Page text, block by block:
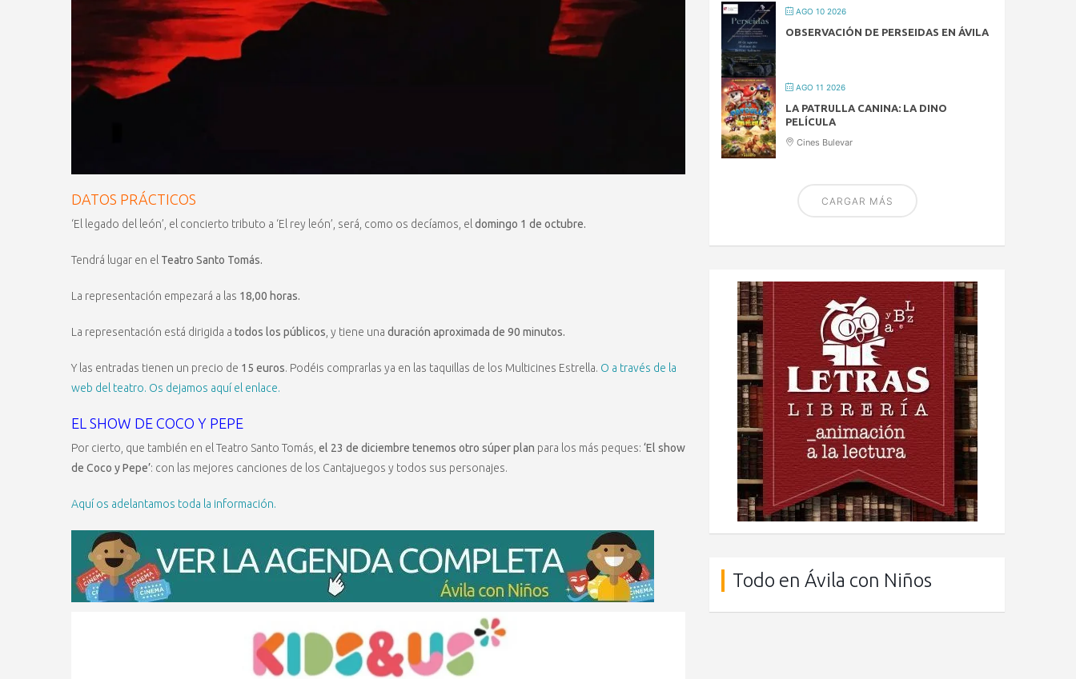
DATOS PRÁCTICOS
‘El legado del león’, el concierto tributo a ‘El rey león’, será, como os decíamos, el domingo 1 de octubre.
Tendrá lugar en el Teatro Santo Tomás.
La representación empezará a las 18,00 horas.
La representación está dirigida a todos los públicos , y tiene una duración aproximada de 90 minutos.
Y las entradas tienen un precio de 15 euros. Podéis comprarlas ya en las taquillas de los Multicines Estrella. O a través de la
web del teatro. Os dejamos aquí el enlace.
EL SHOW DE COCO Y PEPE
Por cierto, que también en el Teatro Santo Tomás, el 23 de diciembre tenemos otro súper plan para los más peques: ‘El show
de Coco y Pepe’: con las mejores canciones de los Cantajuegos y todos sus personajes.
Aquí os adelantamos toda la información.
AGO 10 2026
OBSERVACIÓN DE PERSEIDAS EN ÁVILA
AGO 11 2026
LA PATRULLA CANINA: LA DINO
PELÍCULA
Cines Bulevar
CARGAR MÁS
Todo en Ávila con Niños